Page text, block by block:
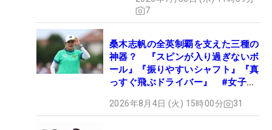
7
桑木志帆の全英制覇を支えた三種の
神器？ 『スピンが入り過ぎないボ
ール』『振りやすいシャフト』『真
っすぐ飛ぶドライバー』 #女子プ
2026年8月4日 (火) 15時00分 31